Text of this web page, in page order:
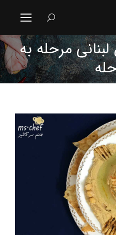
جستجو:
مرحله به
شما: